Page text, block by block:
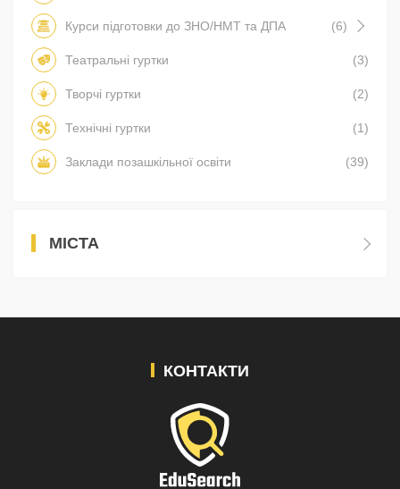
Курси підготовки до ЗНО/НМТ та ДПА (6)
Театральні гуртки (3)
Творчі гуртки (2)
Технічні гуртки (1)
Заклади позашкільної освіти (39)
МІСТА
КОНТАКТИ